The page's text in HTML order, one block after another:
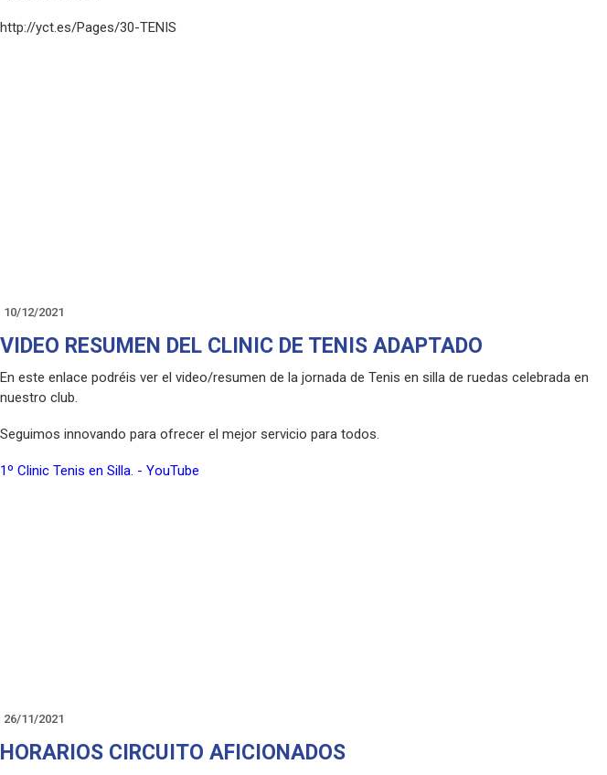
http://yct.es/Pages/30-TENIS
10/12/2021
VIDEO RESUMEN DEL CLINIC DE TENIS ADAPTADO
En este enlace podréis ver el video/resumen de la jornada de Tenis en silla de ruedas celebrada en
nuestro club.
Seguimos innovando para ofrecer el mejor servicio para todos.
1º Clinic Tenis en Silla. - YouTube
26/11/2021
HORARIOS CIRCUITO AFICIONADOS